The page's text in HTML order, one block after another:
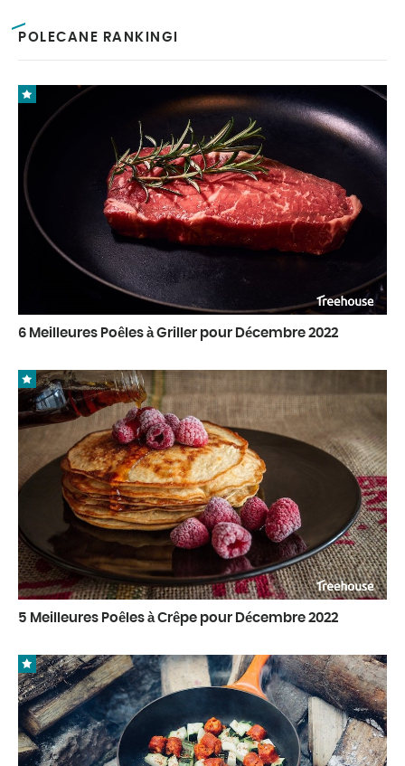
POLECANE RANKINGI
6 Meilleures Poêles à Griller pour Décembre 2022
5 Meilleures Poêles à Crêpe pour Décembre 2022